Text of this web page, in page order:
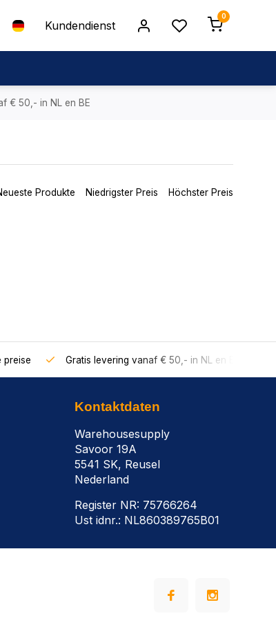
Kundendienst
0
€ 50,- in NL en BE
Produkte Niedrigster Preis Höchster Preis
preise Gratis levering vanaf € 50,- in NL en BE
Kontaktdaten
Warehousesupply
Savoor 19A
5541 SK, Reusel
Nederland
Register NR: 75766264
Ust idnr.: NL860389765B01